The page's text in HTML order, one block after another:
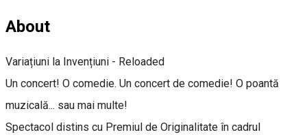
About
Variațiuni la Invențiuni - Reloaded
Un concert! O comedie. Un concert de comedie! O poantă
muzicală... sau mai multe!
Spectacol distins cu Premiul de Originalitate în cadrul